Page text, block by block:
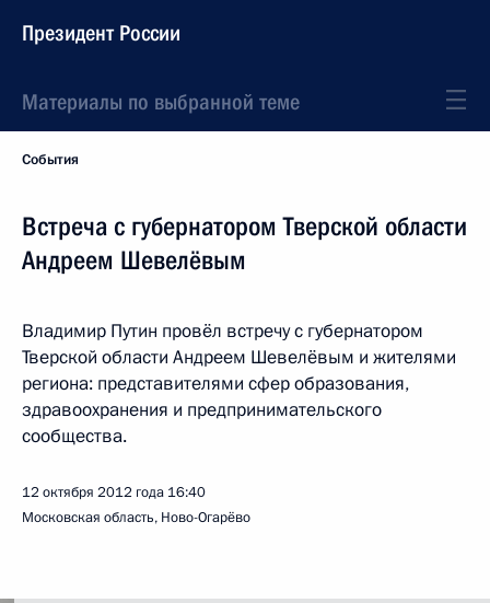
Президент России
Материалы по выбранной теме
События
Встреча с губернатором Тверской области
Андреем Шевелёвым
Владимир Путин провёл встречу с губернатором
Тверской области Андреем Шевелёвым и жителями
региона: представителями сфер образования,
здравоохранения и предпринимательского
сообщества.
12 октября 2012 года 16:40
Московская область, Ново-Огарёво